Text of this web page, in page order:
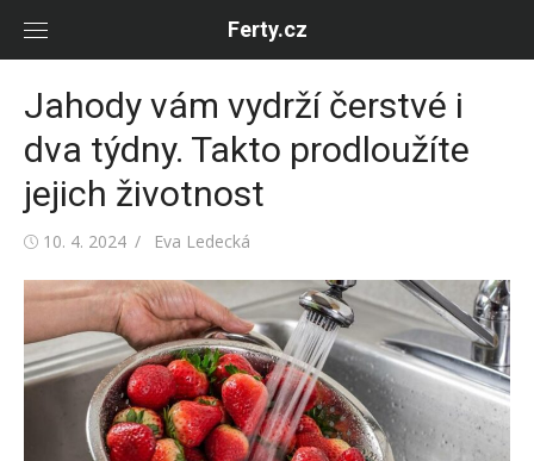
Ferty.cz
Jahody vám vydrží čerstvé i
dva týdny. Takto prodloužíte
jejich životnost
Posted
10. 4. 2024 Author
Eva Ledecká